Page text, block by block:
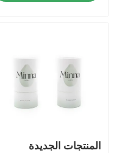
اطلب اقتباس
علبة هدايا من الورق
علبة هدية أنبوب من
المنتجات الجديدة